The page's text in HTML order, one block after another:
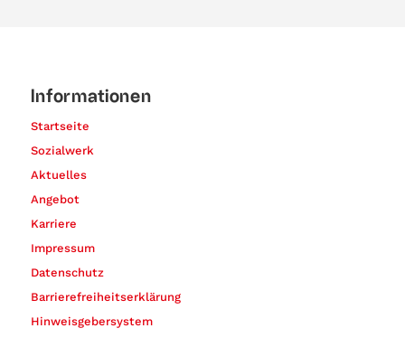
Informationen
Startseite
Sozialwerk
Aktuelles
Angebot
Karriere
Impressum
Datenschutz
Barrierefreiheitserklärung
Hinweisgebersystem